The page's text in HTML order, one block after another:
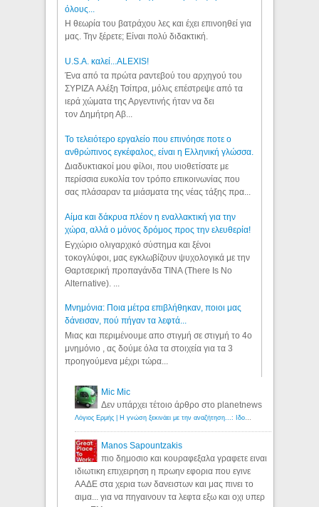
όλους...
Η θεωρία του βατράχου λες και έχει επινοηθεί για
μας. Την ξέρετε; Είναι πολύ διδακτική.
U.S.A. καλεί...ALEXIS!
Ένα από τα πρώτα ραντεβού του αρχηγού του
ΣΥΡΙΖΑ Αλέξη Τσίπρα, μόλις επέστρεψε από τα
ιερά χώματα της Αργεντινής ήταν να δει
τον Δημήτρη Αβ...
Το τελειότερο εργαλείο που επινόησε ποτε ο
ανθρώπινος εγκέφαλος, είναι η Ελληνική γλώσσα.
Διαδυκτιακοί μου φίλοι, που υιοθετίσατε με
περίσσια ευκολία τον τρόπο επικοινωνίας που
σας πλάσαραν τα μιάσματα της νέας τάξης πρα...
Αίμα και δάκρυα πλέον η εναλλακτική για την
χώρα, αλλά ο μόνος δρόμος προς την ελευθερία!
Εγχώριο ολιγαρχικό σύστημα και ξένοι
τοκογλύφοι, μας εγκλωβίζουν ψυχολογικά με την
Θαρτσερική προπαγάνδα TINA (There Is No
Alternative). ...
Μνημόνια: Ποια μέτρα επιβλήθηκαν, ποιοι μας
δάνεισαν, πού πήγαν τα λεφτά...
Μιας και περιμένουμε απο στιγμή σε στιγμή το 4ο
μνημόνιο , ας δούμε όλα τα στοιχεία για τα 3
προηγούμενα μέχρι τώρα...
Mic Mic
Δεν υπάρχει τέτοιο άρθρο στο planetnews
Λόγιος Ερμής | Η γνώση ξεκινάει με την αναζήτηση...: Ιδού οι 18 που χρωστούν 11 δις ευρώ!
Manos Sapountzakis
πιο δημοσιο και κουραφεξαλα γραφετε ειναι
ιδιωτικη επιχειρηση η πρωην εφορια που εγινε
ΑΑΔΕ στα χερια των δανειστων και μας πινει το
αιμα... για να πηγαινουν τα λεφτα εξω και οχι υπερ